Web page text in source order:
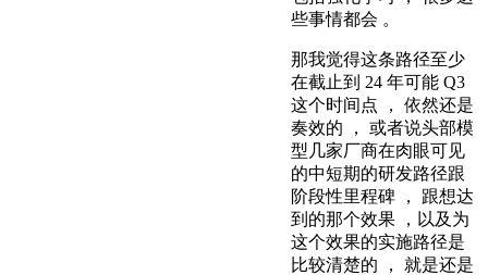
些事情都会 。
那我觉得这条路径至少
在截止到 24 年可能 Q3
这个时间点 ， 依然还是
奏效的 ， 或者说头部模
型几家厂商在肉眼可见
的中短期的研发路径跟
阶段性里程碑 ， 跟想达
到的那个效果 ，以及为
这个效果的实施路径是
比较清楚的 ， 就是还是